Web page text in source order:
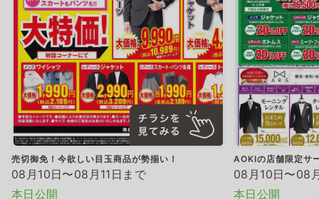
売切御免！今欲しい目玉商品が勢揃い！
08月10日〜08月11日まで
本日公開
AOKIの店舗限定サ
08月10日〜08
本日公開